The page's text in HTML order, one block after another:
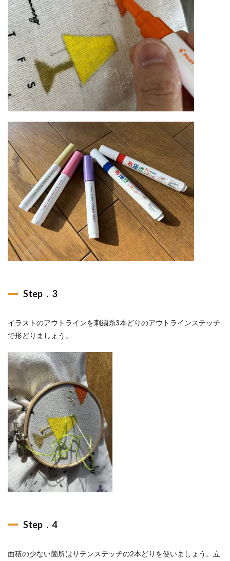
Step．3
イラストのアウトラインを刺繍糸3本どりのアウトラインステッチ
で形どりましょう。
Step．4
面積の少ない箇所はサテンステッチの2本どりを使いましょう。立